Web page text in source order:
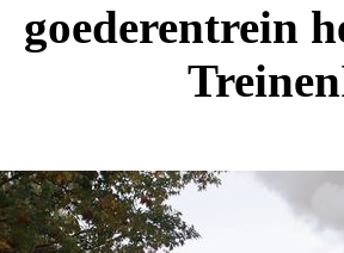
goederentrein